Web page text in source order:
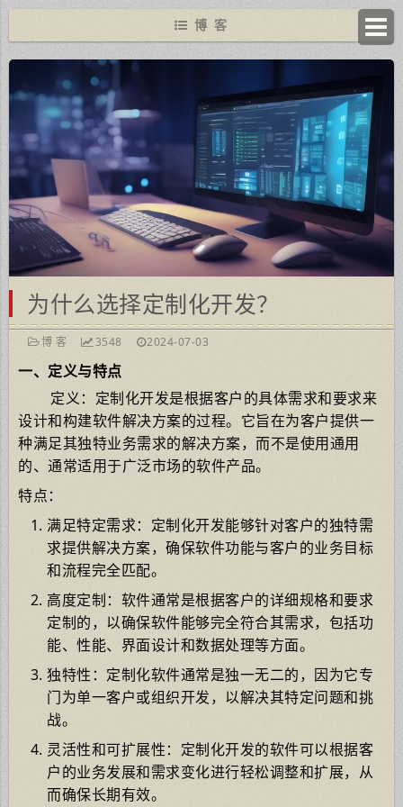
博 客
为什么选择定制化开发？
博 客 3548 2024-07-03
一、定义与特点
定义：定制化开发是根据客户的具体需求和要求来
设计和构建软件解决方案的过程。它旨在为客户提供一
种满足其独特业务需求的解决方案，而不是使用通用
的、通常适用于广泛市场的软件产品。
特点：
满足特定需求：定制化开发能够针对客户的独特需
求提供解决方案，确保软件功能与客户的业务目标
和流程完全匹配。
高度定制：软件通常是根据客户的详细规格和要求
定制的，以确保软件能够完全符合其需求，包括功
能、性能、界面设计和数据处理等方面。
独特性：定制化软件通常是独一无二的，因为它专
门为单一客户或组织开发，以解决其特定问题和挑
战。
灵活性和可扩展性：定制化开发的软件可以根据客
户的业务发展和需求变化进行轻松调整和扩展，从
而确保长期有效。